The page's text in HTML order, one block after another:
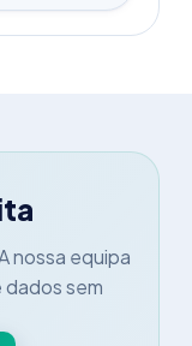
nossa equipa
dados sem